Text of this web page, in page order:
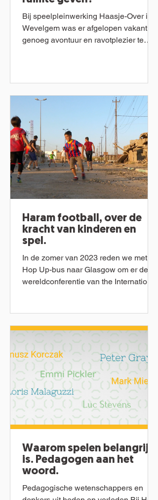
Bij speelpleinwerking Haasje-Over in
Wevelgem was er afgelopen vakantie
genoeg avontuur en ravotplezier te
Haram football, over de
kracht van kinderen en
spel.
In de zomer van 2023 reden we met de
Hop Up-bus naar Glasgow om er de
wereldconferentie van the International
Waarom spelen belangrijk
is. Pedagogen aan het
woord.
Pedagogische wetenschappers en